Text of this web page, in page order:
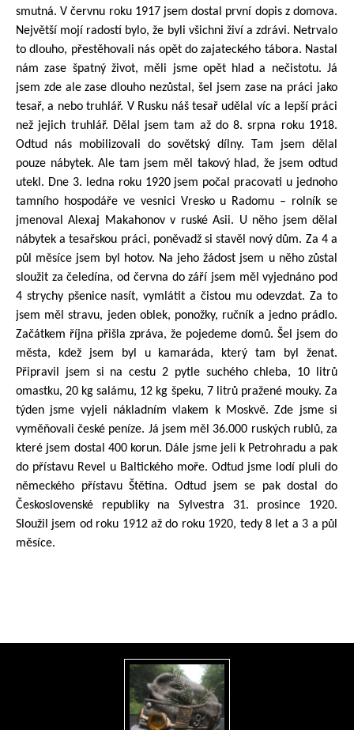
smutná. V červnu roku 1917 jsem dostal první dopis z domova.
Největší mojí radostí bylo, že byli všichni živí a zdrávi. Netrvalo
to dlouho, přestěhovali nás opět do zajateckého tábora. Nastal
nám zase špatný život, měli jsme opět hlad a nečistotu. Já
jsem zde ale zase dlouho nezůstal, šel jsem zase na práci jako
tesař, a nebo truhlář. V Rusku náš tesař udělal víc a lepší práci
než jejich truhlář. Dělal jsem tam až do 8. srpna roku 1918.
Odtud nás mobilizovali do sovětský dílny. Tam jsem dělal
pouze nábytek. Ale tam jsem měl takový hlad, že jsem odtud
utekl. Dne 3. ledna roku 1920 jsem počal pracovati u jednoho
tamního hospodáře ve vesnici Vresko u Radomu – rolník se
jmenoval Alexaj Makahonov v ruské Asii. U něho jsem dělal
nábytek a tesařskou práci, poněvadž si stavěl nový dům. Za 4 a
půl měsíce jsem byl hotov. Na jeho žádost jsem u něho zůstal
sloužit za čeledína, od června do září jsem měl vyjednáno pod
4 strychy pšenice nasít, vymlátit a čistou mu odevzdat. Za to
jsem měl stravu, jeden oblek, ponožky, ručník a jedno prádlo.
Začátkem října přišla zpráva, že pojedeme domů. Šel jsem do
města, kdež jsem byl u kamaráda, který tam byl ženat.
Připravil jsem si na cestu 2 pytle suchého chleba, 10 litrů
omastku, 20 kg salámu, 12 kg špeku, 7 litrů pražené mouky. Za
týden jsme vyjeli nákladním vlakem k Moskvě. Zde jsme si
vyměňovali české peníze. Já jsem měl 36.000 ruských rublů, za
které jsem dostal 400 korun. Dále jsme jeli k Petrohradu a pak
do přístavu Revel u Baltického moře. Odtud jsme lodí pluli do
německého přístavu Štětína. Odtud jsem se pak dostal do
Československé republiky na Sylvestra 31. prosince 1920.
Sloužil jsem od roku 1912 až do roku 1920, tedy 8 let a 3 a půl
měsíce.